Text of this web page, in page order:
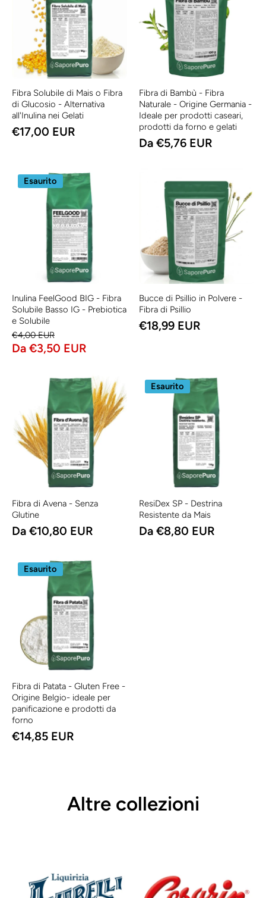
Fibra Solubile di Mais o Fibra
di Glucosio - Alternativa
all'Inulina nei Gelati
€17,00 EUR
Fibra di Bambù - Fibra
Naturale - Origine Germania -
Ideale per prodotti caseari,
prodotti da forno e gelati
Da €5,76 EUR
Esaurito
Inulina FeelGood BIG - Fibra
Solubile Basso IG - Prebiotica
e Solubile
€4,00 EUR
Da €3,50 EUR
Bucce di Psillio in Polvere -
Fibra di Psillio
€18,99 EUR
Fibra di Avena - Senza
Glutine
Da €10,80 EUR
Esaurito
ResiDex SP - Destrina
Resistente da Mais
Da €8,80 EUR
Esaurito
Fibra di Patata - Gluten Free -
Origine Belgio- ideale per
panificazione e prodotti da
forno
€14,85 EUR
Altre collezioni